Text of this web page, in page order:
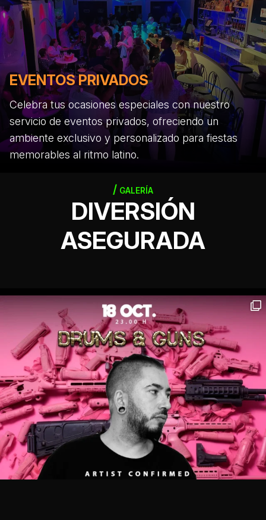
EVENTOS PRIVADOS
Celebra tus ocasiones especiales con nuestro
servicio de eventos privados, ofreciendo un
ambiente exclusivo y personalizado para fiestas
memorables al ritmo latino.
GALERÍA
DIVERSIÓN
ASEGURADA